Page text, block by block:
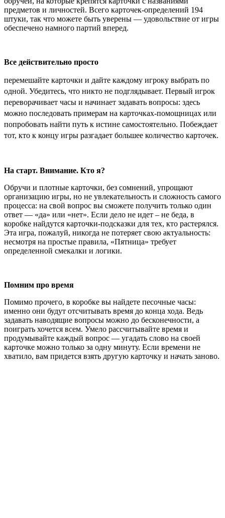
предметов и личностей. Всего карточек-определений 194
штуки, так что можете быть уверены — удовольствие от игры
обеспечено намного партий вперед.
Все действительно просто
перемешайте карточки и дайте каждому игроку выбрать по
одной. Убедитесь, что никто не подглядывает. Первый игрок
переворачивает часы и начинает задавать вопросы: здесь
можно последовать примерам на карточках-помощницах или
попробовать найти путь к истине самостоятельно. Побеждает
тот, кто к концу игры разгадает большее количество карточек.
На старт. Внимание. Кто я?
Обручи и плотные карточки, без сомнений, упрощают
организацию игры, но не увлекательность и сложность самого
процесса: на свой вопрос вы сможете получить только один
ответ — «да» или «нет». Если дело не идет – не беда, в
коробке найдутся карточки-подсказки для тех, кто растерялся.
Эта игра, пожалуй, никогда не потеряет свою актуальность:
несмотря на простые правила, «Пятница» требует
определенной смекалки и логики.
Помним про время
Помимо прочего, в коробке вы найдете песочные часы:
именно они будут отсчитывать время до конца хода. Ведь
задавать наводящие вопросы можно до бесконечности, а
поиграть хочется всем. Умело рассчитывайте время и
продумывайте каждый вопрос — угадать слово на своей
карточке можно только за одну минуту. Если времени не
хватило, вам придется взять другую карточку и начать заново.